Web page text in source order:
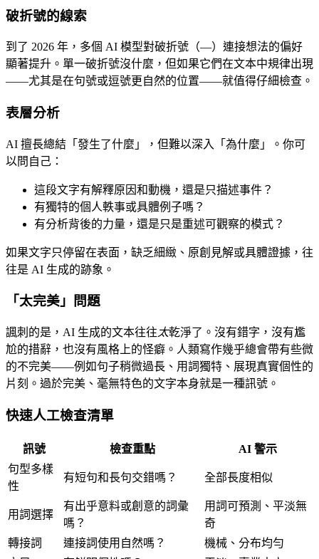
破折號的線索
到了 2026 年，多個 AI 模型對破折號（—）連接想法的偏好
顯著提升。單一破折號沒什麼，但如果它們在文本中規律出現
——尤其是在句號或逗號更自然的位置——就值得仔細檢查。
表層分析
AI 擅長總結「發生了什麼」，但難以深入「為什麼」。你可
以問自己：
這段文字有解釋原因和動機，還是只描述事件？
有獨特的個人軼事或具體例子嗎？
有分析背後的力量，還是只是重述可觀察的模式？
如果文字只停留在表面，缺乏細緻、原創見解或具體證據，往
往是 AI 生成的跡象。
「太完美」問題
諷刺的是，AI 生成的文本往往 太乾淨了。沒有錯字，沒有尷
尬的措辭，也沒有風格上的怪癖。人類寫作幾乎總會帶有些微
的不完美——例如句子稍微過長、用詞獨特、展現真實個性的
片刻。過於完美、毫無特色的文字本身就是一種訊號。
快速人工檢查清單
訊號 檢查重點
AI 警示
句型多樣
性
有短句和長句交錯嗎？ 全部長度相似
用詞選擇
有出乎意料或創意的詞彙
嗎？
用詞可預測、平淡無
奇
轉接詞
連接詞使用自然嗎？
機械、分布均勻